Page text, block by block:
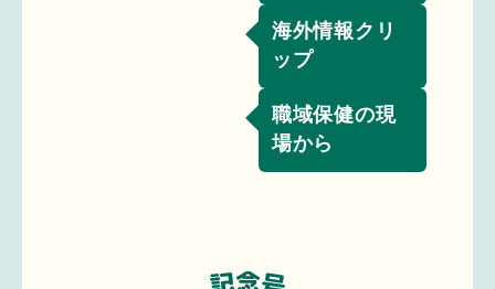
海外情報クリ
ップ
職域保健の現
場から